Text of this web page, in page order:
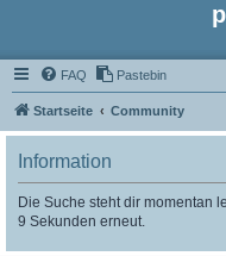
FAQ Pastebin
Startseite Community
Information
Die Suche steht dir momentan
9 Sekunden erneut.